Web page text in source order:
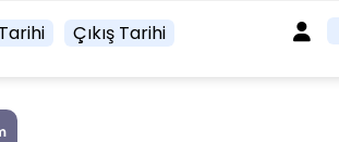
Çıkış Tarihi